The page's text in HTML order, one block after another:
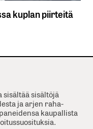
kuplan piirteitä
sisältää sisältöjä
ja arjen raha-
kaupallista